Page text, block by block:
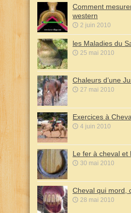
Comment
western
2 juin 2010
les Maladies du
25 mai 2010
Chaleurs d’une
27 mai 2010
Exercices à
4 juin 2010
Le fer à cheval et
30 mai 2010
Cheval qui mord,
28 mai 2010